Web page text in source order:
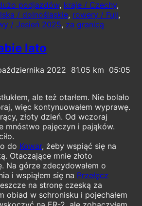
podjazdów, kraje / Czechy,
/ dolnośląskie, rowery / Fuji,
/ Jesień 2025, za granicą
lato
2022 81.05 05:05
ale też otarłem. Nie bolało
więc kontynuowałem wyprawę.
złoty dzień. Od wczoraj
mnóstwo pajęczyn i pająków.
do Kowar, żeby wspiąć się na
Otaczające mnie złoto
Na górze zdecydowałem o
i wspiąłem się na Przełęcz
na stronę czeską za
obiad w schronisku i pojechałem